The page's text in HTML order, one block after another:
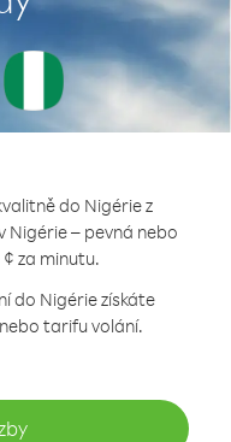
do Nigérie z
Nigérie – pevná nebo
za minutu.
do Nigérie získáte
tarifu volání.